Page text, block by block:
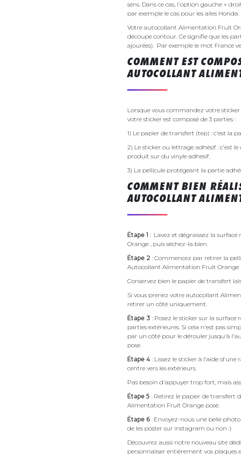
sens. Dans ce cas, l'option gauche +
par exemple le cas pour les ailes Honda.
Votre autocollant Alimentation Fruit
découpe contour. Ce signifie que les
ajourées). Par exemple le mot France
COMMENT EST
AUTOCOLLANT
Lorsque vous commandez votre
votre sticker est composé de 3 parties :
1) Le papier de transfert (tep) : c'est la
2) Le sticker ou lettrage adhésif : c'est
produit sur du vinyle adhésif.
3) La pellicule protégeant la partie
COMMENT BIEN
AUTOCOLLANT
Étape 1 : Lavez et dégraissez la
Orange , puis séchez-la bien.
Étape 2 : Commencez par retirer la
Autocollant Alimentation Fruit Orange
Conservez bien le papier de transfert
Si vous prenez votre autocollant
retirer un côté uniquement.
Étape 3 : Posez le sticker sur la
parties extérieures. Si cela n'est pas
par un côté pour le dérouler jusqu'à
pose.
Étape 4 : Lissez le sticker à l'aide d'une
centre vers les extérieurs.
Pas besoin d'appuyer trop fort, mais
Étape 5 : Retirez le papier de transfert
Alimentation Fruit Orange posé.
Étape 6 : Envoyez-nous une belle
de les poster sur instagram ou non :)
Découvrez aussi notre nouveau site
personnaliser entièrement vos